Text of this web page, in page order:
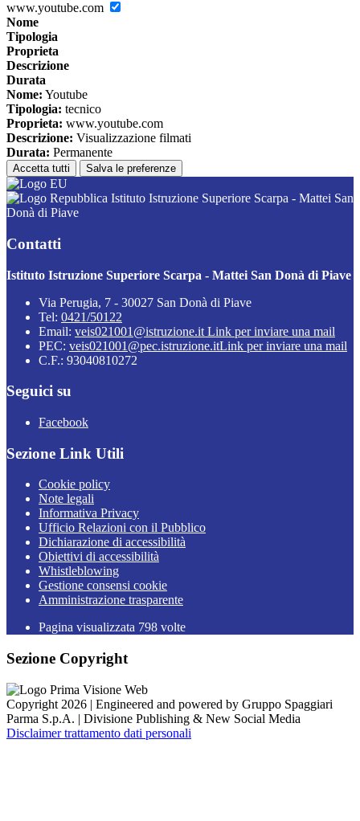
www.youtube.com
Nome
Tipologia
Proprieta
Descrizione
Durata
Nome: Youtube
Tipologia: tecnico
Proprieta: www.youtube.com
Descrizione: Visualizzazione filmati
Durata: Permanente
Accetta tutti Salva le preferenze
Istituto Istruzione Superiore Scarpa - Mattei San
Donà di Piave
Contatti
Istituto Istruzione Superiore Scarpa - Mattei San Donà di Piave
Via Perugia, 7 - 30027 San Donà di Piave
Tel: 0421/50122
Email: veis021001@istruzione.it Link per inviare una mail
PEC: veis021001@pec.istruzione.itLink per inviare una mail
C.F.: 93040810272
Seguici su
Facebook
Sezione Link Utili
Cookie policy
Note legali
Informativa Privacy
Ufficio Relazioni con il Pubblico
Dichiarazione di accessibilità
Obiettivi di accessibilità
Whistleblowing
Gestione consensi cookie
Amministrazione trasparente
Pagina visualizzata 798 volte
Sezione Copyright
Copyright 2026 | Engineered and powered by Gruppo Spaggiari
Parma S.p.A. | Divisione Publishing & New Social Media
Disclaimer trattamento dati personali